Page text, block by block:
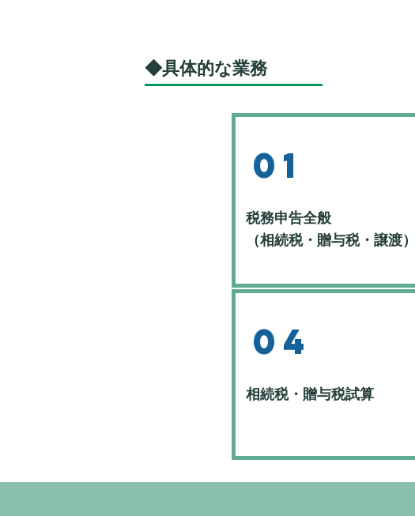
​◆具体的な業務
01
税務申告全般
​（相続税・贈与税・譲渡）
04
​相続税・贈与税試算